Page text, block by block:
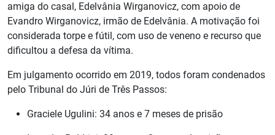
amiga do casal, Edelvânia Wirganovicz, com apoio de
Evandro Wirganovicz, irmão de Edelvânia. A motivação foi
considerada torpe e fútil, com uso de veneno e recurso que
dificultou a defesa da vítima.
Em julgamento ocorrido em 2019, todos foram condenados
pelo Tribunal do Júri de Três Passos:
Graciele Ugulini: 34 anos e 7 meses de prisão